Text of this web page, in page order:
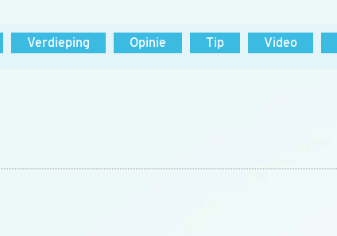
Verdieping Opinie Tip Video